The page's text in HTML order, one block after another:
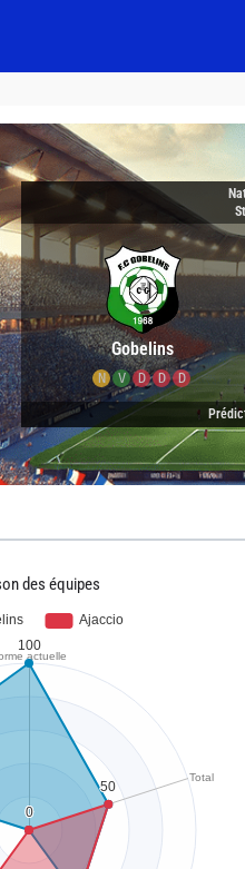
Gobelins
N V D D D
des équipes